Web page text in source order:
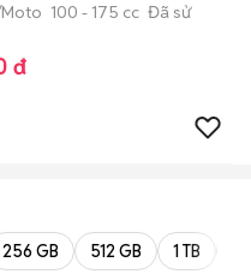
100 - 175 cc Đã sử
đ
256 GB 512 GB 1 TB